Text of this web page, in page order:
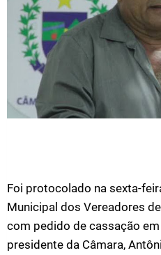
Foi protocolado na sexta-
Municipal dos Vereadores
com pedido de cassação
presidente da Câmara,